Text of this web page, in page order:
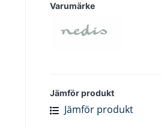
Varumärke
Jämför produkt
Jämför produkt